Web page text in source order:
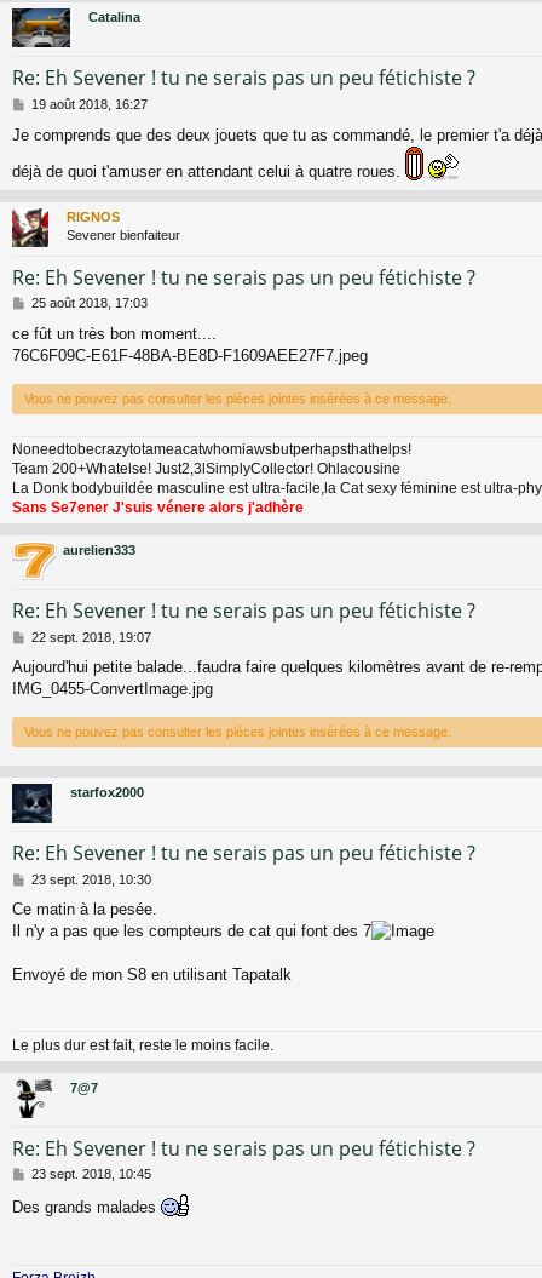
Catalina
Re: Eh Sevener ! tu ne serais pas un peu fétichiste ?
M
s
a
e
19 août 2018, 16:27
Je comprends que des deux jouets que tu as commandé, le premier t'a
déjà de quoi t'amuser en attendant celui à quatre roues.
RIGNOS
Sevener bienfaiteur
Re: Eh Sevener ! tu ne serais pas un peu fétichiste ?
M
s
s
g
25 août 2018, 17:03
ce fût un très bon moment....
76C6F09C-E61F-48BA-BE8D-F1609AEE27F7.jpeg
Vous ne pouvez pas consulter les pièces jointes insérées à ce message.
Noneedtobecrazytotameacatwhomiawsbutperhapsthathelps!
Team 200+Whatelse! Just2,3lSimplyCollector! Ohlacousine
La Donk bodybuildée masculine est ultra-facile,la Cat sexy féminine est ultra-
Sans Se7ener J'suis vénere alors j'adhère
aurelien333
Re: Eh Sevener ! tu ne serais pas un peu fétichiste ?
M
s
s
g
e
22 sept. 2018, 19:07
Aujourd'hui petite balade...faudra faire quelques kilomètres avant de re-
IMG_0455-ConvertImage.jpg
Vous ne pouvez pas consulter les pièces jointes insérées à ce message.
starfox2000
Re: Eh Sevener ! tu ne serais pas un peu fétichiste ?
M
s
s
g
23 sept. 2018, 10:30
Ce matin à la pesée.
Il n'y a pas que les compteurs de cat qui font des 7
Envoyé de mon S8 en utilisant Tapatalk
Le plus dur est fait, reste le moins facile.
7@7
Re: Eh Sevener ! tu ne serais pas un peu fétichiste ?
M
s
23 sept. 2018, 10:45
Des grands malades